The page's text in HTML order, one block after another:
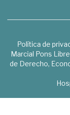
Política de
Marcial Pons
de Derecho,